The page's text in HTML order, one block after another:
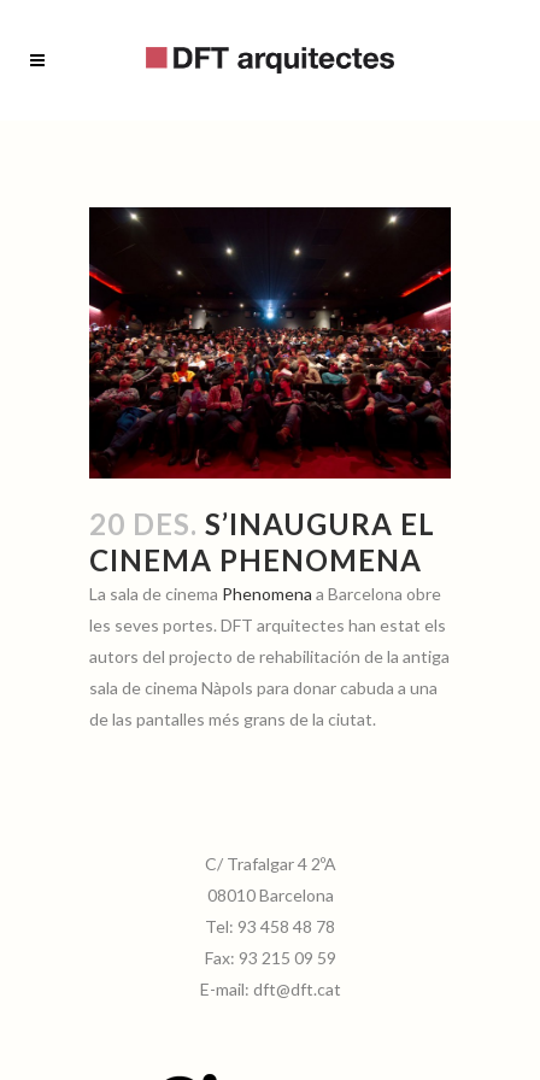
20 DES. S’INAUGURA EL
CINEMA PHENOMENA
La sala de cinema Phenomena a Barcelona obre
les seves portes. DFT arquitectes han estat els
autors del projecto de rehabilitación de la antiga
sala de cinema Nàpols para donar cabuda a una
de las pantalles més grans de la ciutat.
C/ Trafalgar 4 2ºA
08010 Barcelona
Tel: 93 458 48 78
Fax: 93 215 09 59
E-mail: dft@dft.cat